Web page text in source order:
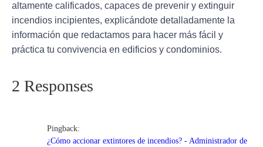
altamente calificados, capaces de prevenir y extinguir
incendios incipientes, explicándote detalladamente la
información que redactamos para hacer más fácil y
práctica tu convivencia en edificios y condominios.
2 Responses
Pingback:
¿Cómo accionar extintores de incendios? - Administrador de